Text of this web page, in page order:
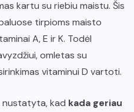
kartu su riebiu maistu. Šis
tirpioms maisto
A, E ir K. Todėl
omletas su
vitaminui D vartoti.
nustatyta, kad kada geriau